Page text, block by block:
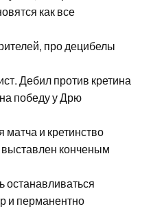
как все
про децибелы
Дебил против кретина
победу у Дрю
и кретинство
конченым
останавливаться
и перманентно